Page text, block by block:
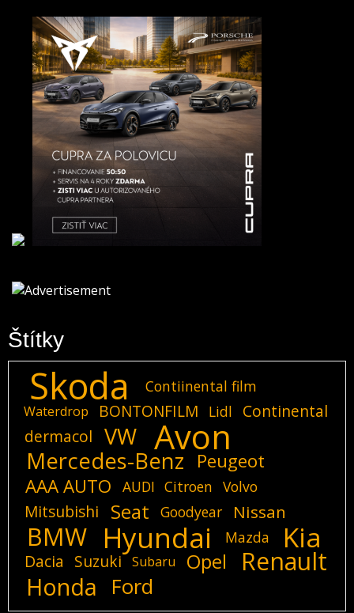
Štítky
Skoda Contiinental film
Waterdrop BONTONFILM Lidl
Continental
dermacol
VW Avon
Mercedes-Benz
Peugeot
AAA AUTO
AUDI Citroen Volvo
Mitsubishi Seat Goodyear Nissan
BMW Hyundai Mazda Kia
Dacia Suzuki Subaru Opel Renault
Honda Ford